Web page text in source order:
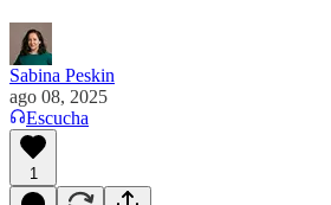
Sabina Peskin
ago 08, 2025
Escucha
1